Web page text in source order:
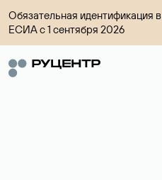
Обязательная идентификация в
ЕСИА с 1 сентября 2026